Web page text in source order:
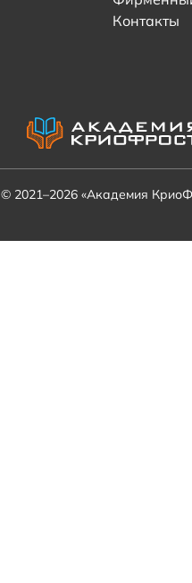
Контакты
© 2021–2026 «Академия